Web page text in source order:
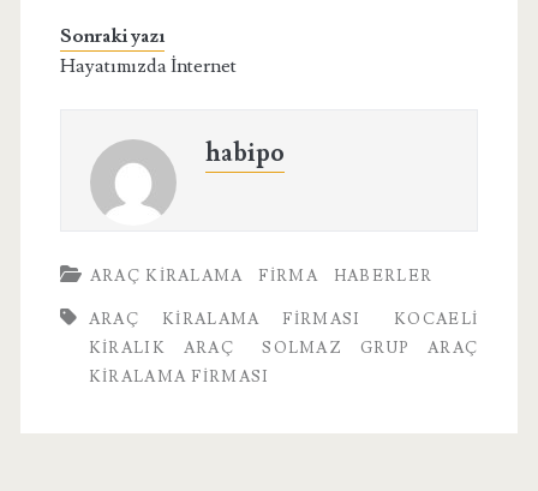
Sonraki yazı
Hayatımızda İnternet
habipo
ARAÇ KIRALAMA FIRMA HABERLER
ARAÇ KIRALAMA FIRMASI
KOCAELI
KIRALIK ARAÇ
SOLMAZ GRUP ARAÇ
KIRALAMA FIRMASI